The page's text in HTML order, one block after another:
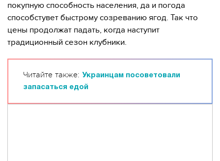
покупную способность населения, да и погода
способстувет быстрому созреванию ягод. Так что
цены продолжат падать, когда наступит
традиционный сезон клубники.
Читайте также: Украинцам посоветовали
запасаться едой